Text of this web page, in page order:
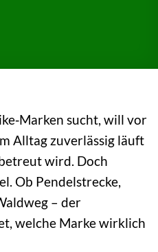
sucht, will vor
Alltag zuverlässig läuft
wird. Doch
Ob Pendelstrecke,
– der
welche Marke wirklich